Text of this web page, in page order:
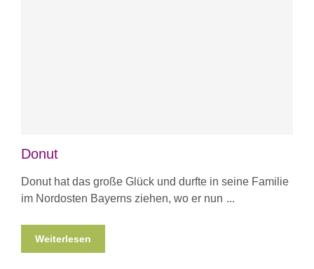
Donut
Donut hat das große Glück und durfte in seine Familie
im Nordosten Bayerns ziehen, wo er nun
Weiterlesen